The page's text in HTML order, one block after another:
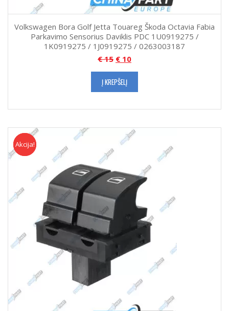
Volkswagen Bora Golf Jetta Touareg Škoda Octavia Fabia
Parkavimo Sensorius Daviklis PDC 1U0919275 /
1K0919275 / 1J0919275 / 0263003187
€15 € 10
Į KREPŠELĮ
Akcija
Akcija!